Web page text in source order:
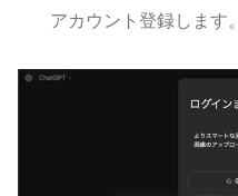
アカウント登録します。